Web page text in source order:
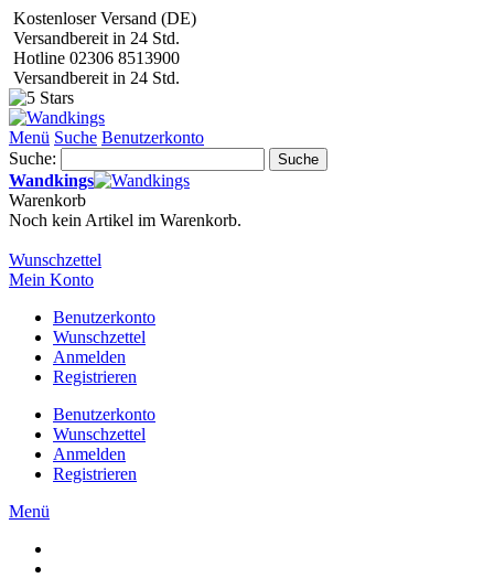
Kostenloser Versand (DE)
Versandbereit in 24 Std.
Hotline 02306 8513900
Versandbereit in 24 Std.
Menü Suche Benutzerkonto
Suche:
Suche
Wandkings
Warenkorb
Noch kein Artikel im Warenkorb.
Wunschzettel
Mein Konto
Benutzerkonto
Wunschzettel
Anmelden
Registrieren
Benutzerkonto
Wunschzettel
Anmelden
Registrieren
Menü